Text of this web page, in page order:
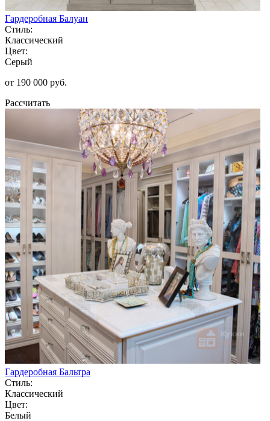
Гардеробная Балуан
Стиль:
Классический
Цвет:
Серый
от 190 000 руб.
Рассчитать
Гардеробная Бальтра
Стиль:
Классический
Цвет:
Белый